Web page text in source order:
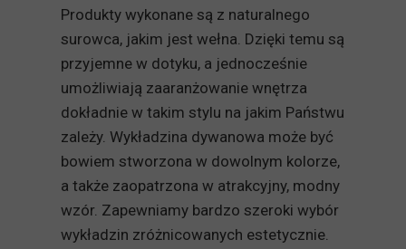
Produkty wykonane są z naturalnego
surowca, jakim jest wełna. Dzięki temu są
przyjemne w dotyku, a jednocześnie
umożliwiają zaaranżowanie wnętrza
dokładnie w takim stylu na jakim Państwu
zależy. Wykładzina dywanowa może być
bowiem stworzona w dowolnym kolorze,
a także zaopatrzona w atrakcyjny, modny
wzór. Zapewniamy bardzo szeroki wybór
wykładzin zróżnicowanych estetycznie.